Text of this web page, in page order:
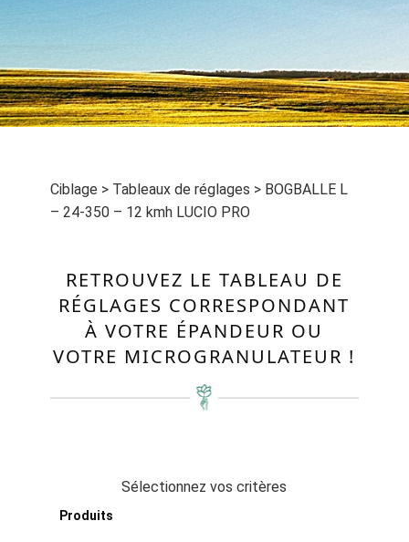
Ciblage > Tableaux de réglages > BOGBALLE L
– 24-350 – 12 kmh LUCIO PRO
RETROUVEZ LE TABLEAU DE
RÉGLAGES CORRESPONDANT
À VOTRE ÉPANDEUR OU
VOTRE MICROGRANULATEUR !
Sélectionnez vos critères
Produits